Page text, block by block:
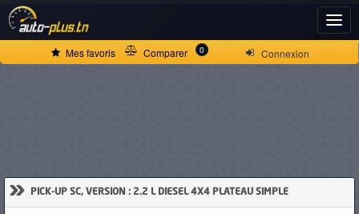
Connexion
Mes favoris Comparer 0
» PICK-UP SC, VERSION : 2.2 L DIESEL 4X4 PLATEAU SIMPLE
ACCUEIL